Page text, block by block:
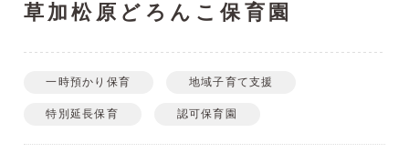
草加松原どろんこ保育園
一時預かり保育 地域子育て支援
特別延長保育 認可保育園